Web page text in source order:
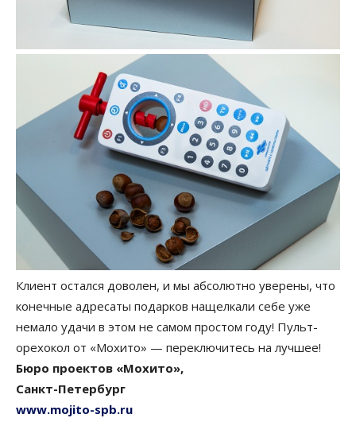
Клиент остался доволен, и мы абсолютно уверены, что
конечные адресаты подарков нащелкали себе уже
немало удачи в этом не самом простом году! Пульт-
орехокол от «Мохито» — переключитесь на лучшее!
Бюро проектов «Мохито»,
Санкт-Петербург
www.mojito-spb.ru